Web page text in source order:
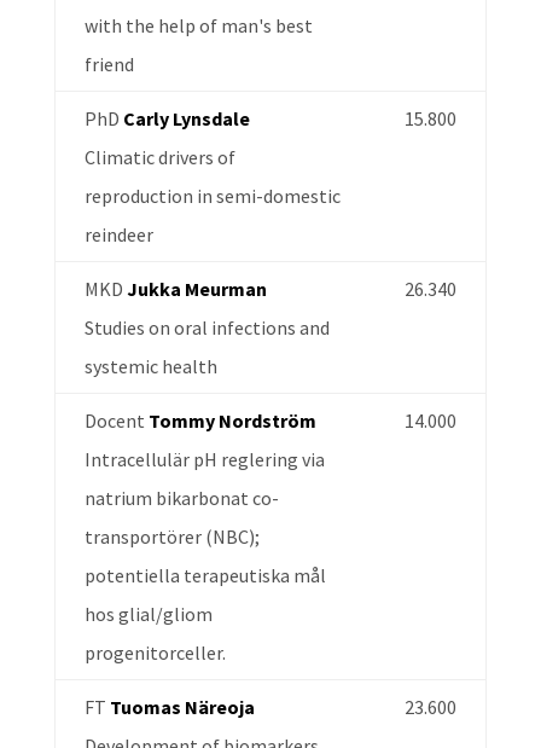
with the help of man's best
friend
PhD Carly Lynsdale
Climatic drivers of
reproduction in semi-domestic
reindeer
15.800
MKD Jukka Meurman
Studies on oral infections and
systemic health
26.340
Docent Tommy Nordström
Intracellulär pH reglering via
natrium bikarbonat co-
transportörer (NBC);
potentiella terapeutiska mål
hos glial/gliom
progenitorceller.
14.000
FT Tuomas Näreoja
23.600